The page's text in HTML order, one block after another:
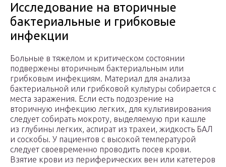
Исследование на вторичные
бактериальные и грибковые
инфекции
Больные в тяжелом и критическом состоянии
подвержены вторичным бактериальным или
грибковым инфекциям. Материал для анализа
бактериальной или грибковой культуры собирается с
места заражения. Если есть подозрение на
вторичную инфекцию легких, для культивирования
следует собирать мокроту, выделяемую при кашле
из глубины легких, аспират из трахеи, жидкость БАЛ
и соскобы. У пациентов с высокой температурой
следует своевременно проводить посев крови.
Взятие крови из периферических вен или катетеров